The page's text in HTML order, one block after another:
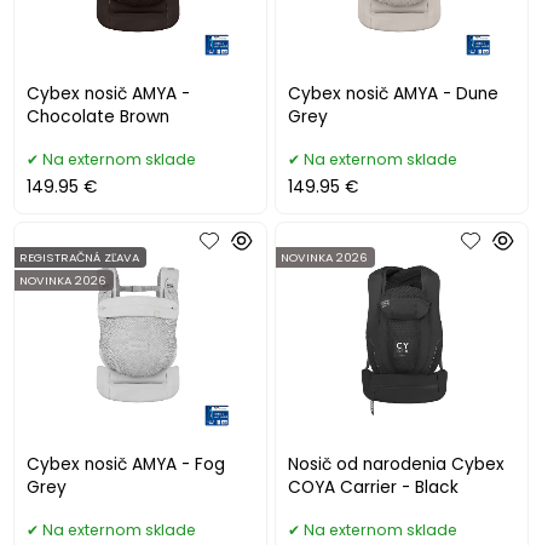
Cybex nosič AMYA -
Chocolate Brown
Na externom sklade
149.95 €
Cybex nosič AMYA - Dune
Grey
Na externom sklade
149.95 €
Cybex nosič AMYA - Fog
Grey
REGISTRAČNÁ ZĽAVA
NOVINKA 2026
Na externom sklade
Nosič od narodenia Cybex
COYA Carrier - Black
NOVINKA 2026
Na externom sklade